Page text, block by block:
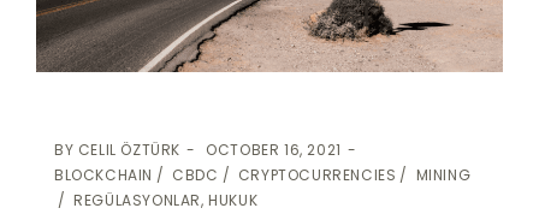
BY CELIL ÖZTÜRK
OCTOBER 16, 2021
BLOCKCHAIN
CBDC CRYPTOCURRENCIES
MINING
REGÜLASYONLAR, HUKUK